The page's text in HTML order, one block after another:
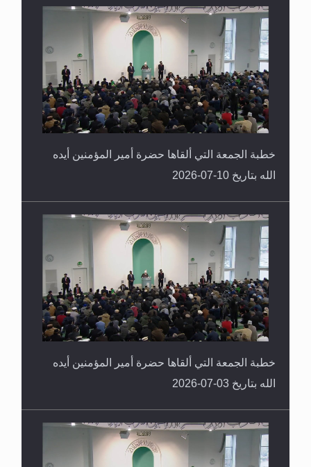
خطبة الجمعة التي ألقاها حضرة أمير المؤمنين أيده
الله بتاريخ 10-07-2026
خطبة الجمعة التي ألقاها حضرة أمير المؤمنين أيده
الله بتاريخ 03-07-2026